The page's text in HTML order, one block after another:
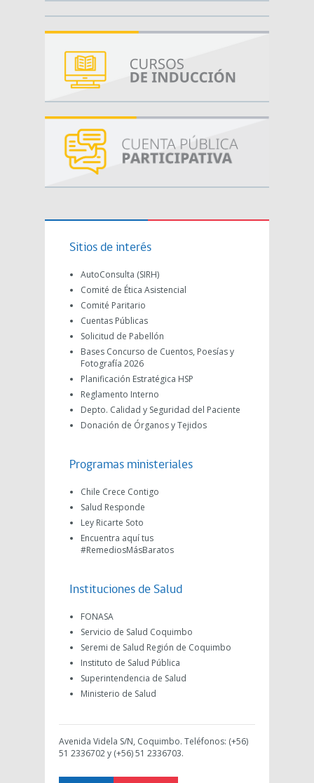
Sitios de interés
AutoConsulta (SIRH)
Comité de Ética Asistencial
Comité Paritario
Cuentas Públicas
Solicitud de Pabellón
Bases Concurso de Cuentos, Poesías y
Fotografía 2026
Planificación Estratégica HSP
Reglamento Interno
Depto. Calidad y Seguridad del Paciente
Donación de Órganos y Tejidos
Programas ministeriales
Chile Crece Contigo
Salud Responde
Ley Ricarte Soto
Encuentra aquí tus
#RemediosMásBaratos
Instituciones de Salud
FONASA
Servicio de Salud Coquimbo
Seremi de Salud Región de Coquimbo
Instituto de Salud Pública
Superintendencia de Salud
Ministerio de Salud
Avenida Videla S/N, Coquimbo. Teléfonos: (+56)
51 2336702 y (+56) 51 2336703.